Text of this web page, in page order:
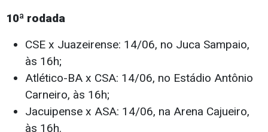
10ª rodada
CSE x Juazeirense: 14/06, no Juca Sampaio,
às 16h;
Atlético-BA x CSA: 14/06, no Estádio Antônio
Carneiro, às 16h;
Jacuipense x ASA: 14/06, na Arena Cajueiro,
às 16h.